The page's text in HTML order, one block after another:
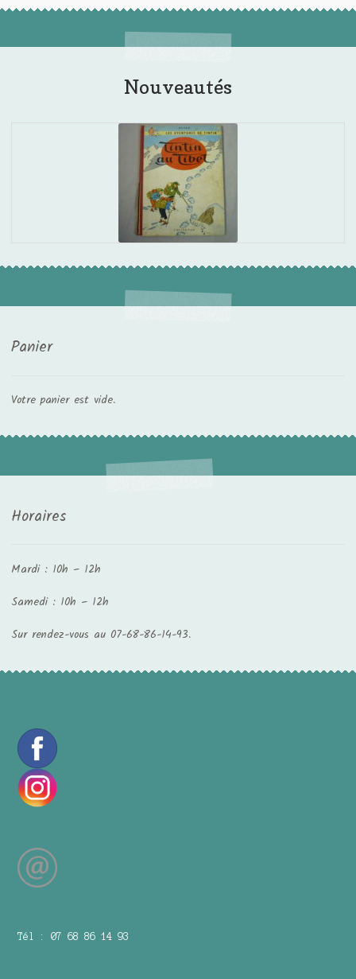
Nouveautés
Panier
Votre panier est vide.
Horaires
Mardi : 10h – 12h
Samedi : 10h – 12h
Sur rendez-vous au 07-68-86-14-93.
Tél : 07 68 86 14 93